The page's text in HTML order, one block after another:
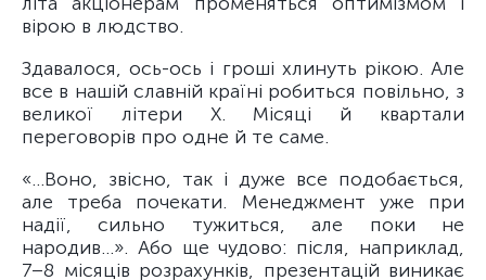
вірою в людство.
Здавалося, ось-ось і гроші хлинуть рікою. Але
все в нашій славній країні робиться повільно, з
великої літери Х. Місяці й квартали
переговорів про одне й те саме.
«…Воно, звісно, так і дуже все подобається,
але треба почекати. Менеджмент уже при
надії, сильно тужиться, але поки не
народив…». Або ще чудово: після, наприклад,
7–8 місяців розрахунків, презентацій виникає